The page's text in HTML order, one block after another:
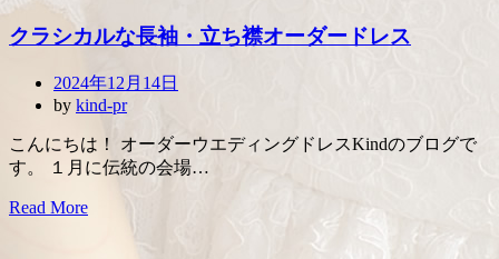
クラシカルな長袖・立ち襟オーダードレス
Posted
on
2024年12月14日
by kind-pr
こんにちは！ オーダーウエディングドレスKindのブログで
す。 １月に伝統の会場…
Read More